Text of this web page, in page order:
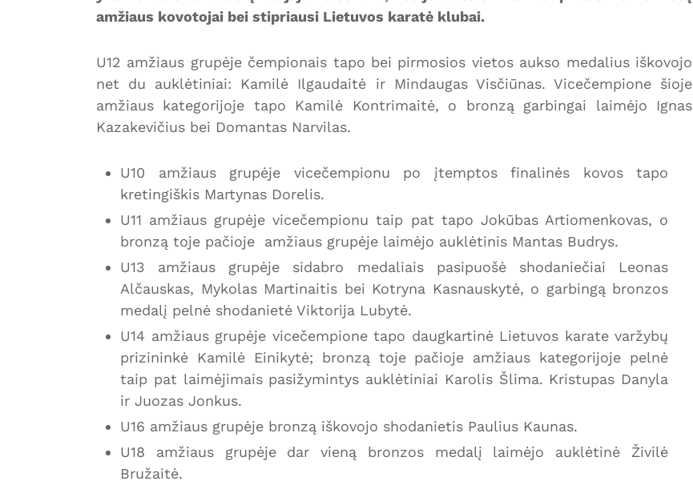
amžiaus kovotojai bei stipriausi Lietuvos karatė klubai.
U12 amžiaus grupėje čempionais tapo bei pirmosios vietos aukso medalius iškovojo
net du auklėtiniai: Kamilė Ilgaudaitė ir Mindaugas Visčiūnas. Vicečempione šioje
amžiaus kategorijoje tapo Kamilė Kontrimaitė, o bronzą garbingai laimėjo Ignas
Kazakevičius bei Domantas Narvilas.
U10 amžiaus grupėje vicečempionu po įtemptos finalinės kovos tapo
kretingiškis Martynas Dorelis.
U11 amžiaus grupėje vicečempionu taip pat tapo Jokūbas Artiomenkovas, o
bronzą toje pačioje amžiaus grupėje laimėjo auklėtinis Mantas Budrys.
U13 amžiaus grupėje sidabro medaliais pasipuošė shodaniečiai Leonas
Alčauskas, Mykolas Martinaitis bei Kotryna Kasnauskytė, o garbingą bronzos
medalį pelnė shodanietė Viktorija Lubytė.
U14 amžiaus grupėje vicečempione tapo daugkartinė Lietuvos karate varžybų
prizininkė Kamilė Einikytė; bronzą toje pačioje amžiaus kategorijoje pelnė
taip pat laimėjimais pasižymintys auklėtiniai Karolis Šlima. Kristupas Danyla
ir Juozas Jonkus.
U16 amžiaus grupėje bronzą iškovojo shodanietis Paulius Kaunas.
U18 amžiaus grupėje dar vieną bronzos medalį laimėjo auklėtinė Živilė
Bružaitė.